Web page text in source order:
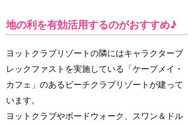
地の利を有効活用するのがおすすめ♪
ヨットクラブリゾートの隣にはキャラクターブ
レックファストを実施している「ケープメイ・
カフェ」のあるビーチクラブリゾートが建って
います。
ヨットクラブやボードウォーク、スワン＆ドル